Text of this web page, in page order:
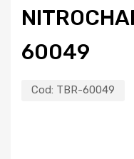
60049
Cod: TBR-60049